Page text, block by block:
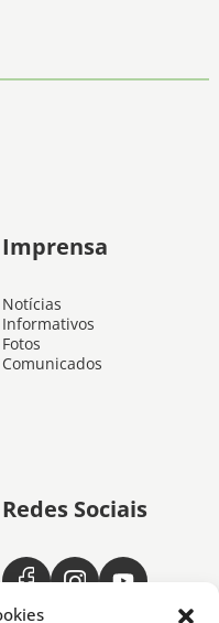
Imprensa
Notícias
Informativos
Fotos
Comunicados
Redes Sociais